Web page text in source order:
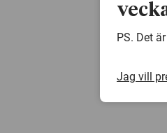
PS. Det
Jag vill